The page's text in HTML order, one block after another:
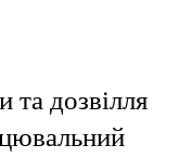
дозвілля